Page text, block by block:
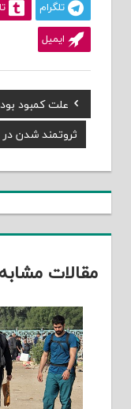
تلگرام
ایمیل
راهبری
نوشته
Previous
Post:
علت کمبود
Next
Post:
ثروتمند شدن در
مقالات مشابه